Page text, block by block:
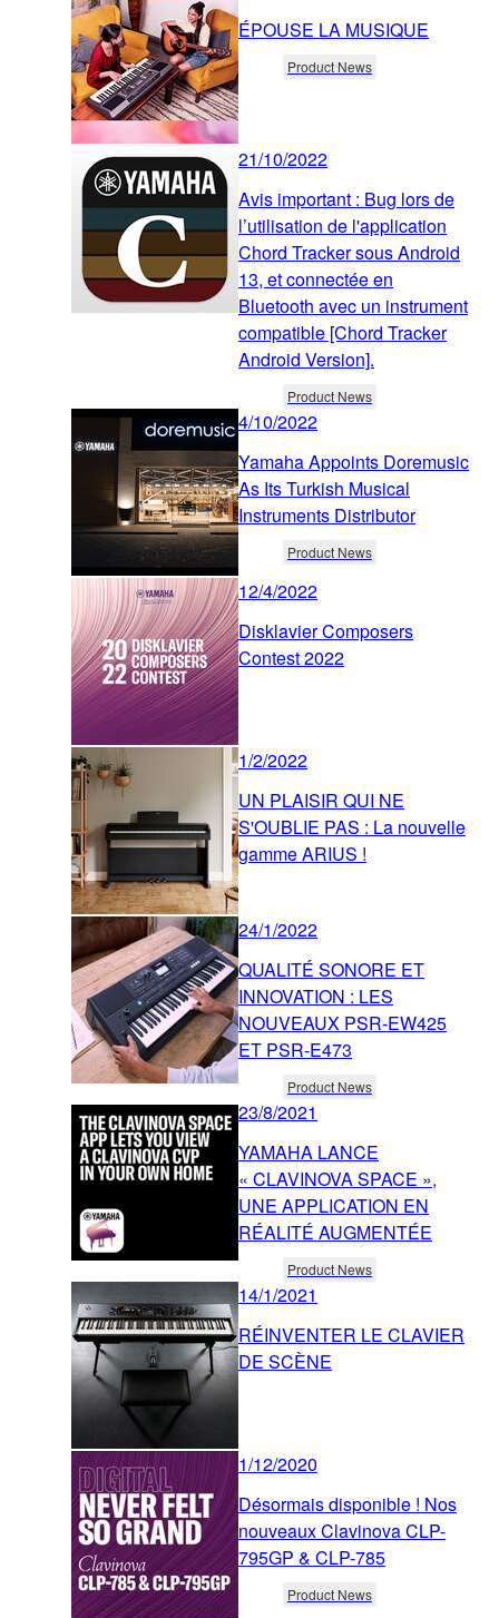
ÉPOUSE LA MUSIQUE
Product News
21/10/2022
Avis important : Bug lors de
l’utilisation de l'application
Chord Tracker sous Android
13, et connectée en
Bluetooth avec un instrument
compatible [Chord Tracker
Android Version].
Product News
4/10/2022
Yamaha Appoints Doremusic
As Its Turkish Musical
Instruments Distributor
Product News
12/4/2022
Disklavier Composers
Contest 2022
1/2/2022
UN PLAISIR QUI NE
S'OUBLIE PAS : La nouvelle
gamme ARIUS !
24/1/2022
QUALITÉ SONORE ET
INNOVATION : LES
NOUVEAUX PSR-EW425
ET PSR-E473
Product News
23/8/2021
YAMAHA LANCE
« CLAVINOVA SPACE »,
UNE APPLICATION EN
RÉALITÉ AUGMENTÉE
Product News
14/1/2021
RÉINVENTER LE CLAVIER
DE SCÈNE
1/12/2020
Désormais disponible ! Nos
nouveaux Clavinova CLP-
795GP & CLP-785
Product News